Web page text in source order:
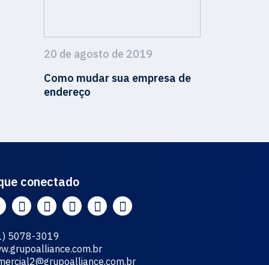
20 de agosto de 2019
Como mudar sua empresa de
endereço
conectado
5078-3019